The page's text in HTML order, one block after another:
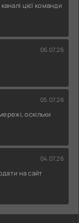
цієї команди
06.07.26
05.07.26
оскільки
04.07.26
на сайт